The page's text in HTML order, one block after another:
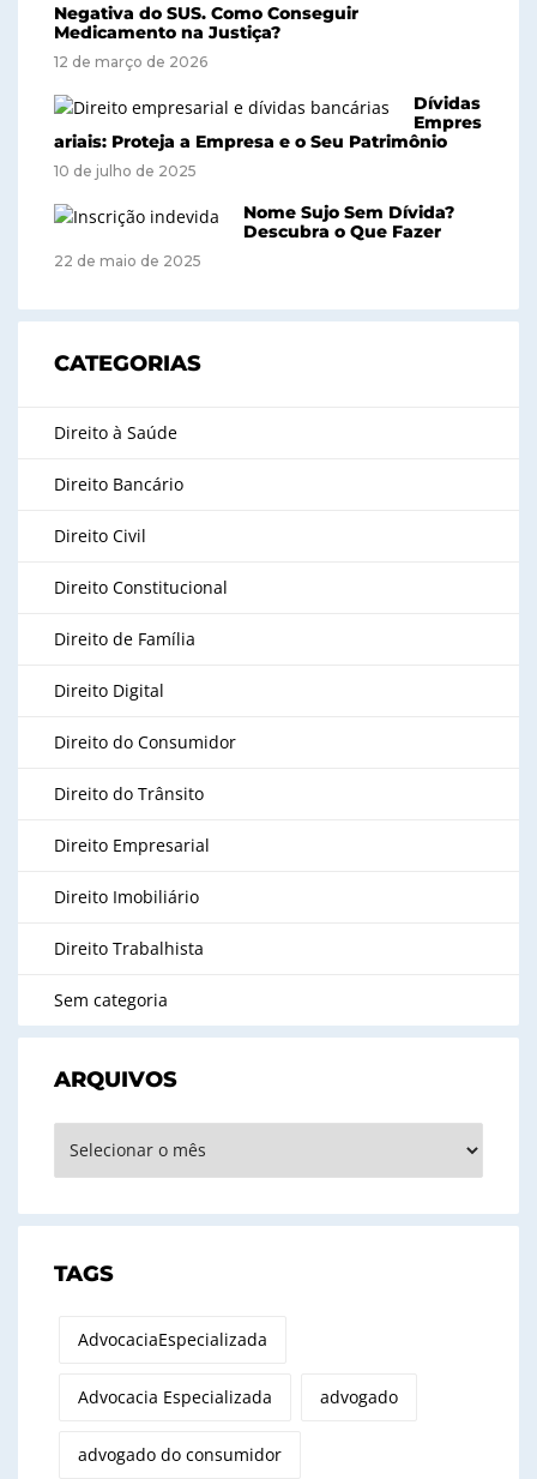
Negativa do SUS. Como Conseguir
Medicamento na Justiça?
12 de março de 2026
Dívidas
Empres
ariais: Proteja a Empresa e o Seu Patrimônio
10 de julho de 2025
Nome Sujo Sem Dívida?
Descubra o Que Fazer
22 de maio de 2025
CATEGORIAS
Direito à Saúde
Direito Bancário
Direito Civil
Direito Constitucional
Direito de Família
Direito Digital
Direito do Consumidor
Direito do Trânsito
Direito Empresarial
Direito Imobiliário
Direito Trabalhista
Sem categoria
ARQUIVOS
TAGS
AdvocaciaEspecializada
Advocacia Especializada advogado
advogado do consumidor